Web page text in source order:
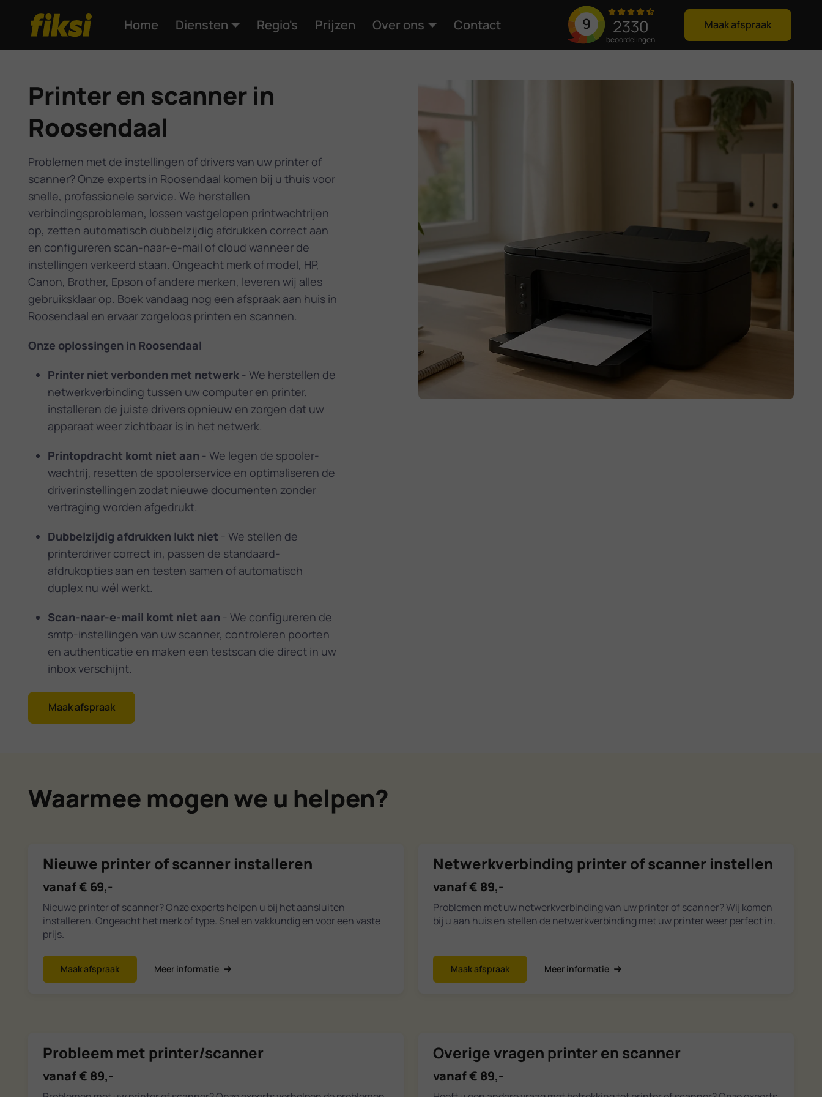
Home Diensten Regio's Prijzen Over ons Contact 9 2330
beoordelingen
Maak afspraak
Printer en scanner in
Roosendaal
Problemen met de instellingen of drivers van uw printer of
scanner? Onze experts in Roosendaal komen bij u thuis voor
snelle, professionele service. We herstellen
verbindingsproblemen, lossen vastgelopen printwachtrijen
op, zetten automatisch dubbelzijdig afdrukken correct aan
en configureren scan-naar-e-mail of cloud wanneer de
instellingen verkeerd staan. Ongeacht merk of model, HP,
Canon, Brother, Epson of andere merken, leveren wij alles
gebruiksklaar op. Boek vandaag nog een afspraak aan huis in
Roosendaal en ervaar zorgeloos printen en scannen.
Onze oplossingen in Roosendaal
Printer niet verbonden met netwerk- We herstellen de
netwerkverbinding tussen uw computer en printer,
installeren de juiste drivers opnieuw en zorgen dat uw
apparaat weer zichtbaar is in het netwerk.
Printopdracht komt niet aan - We legen de spooler­
wachtrij, resetten de spooler­service en optimaliseren de
driverinstellingen zodat nieuwe documenten zonder
vertraging worden afgedrukt.
Dubbelzijdig afdrukken lukt niet - We stellen de
printerdriver correct in, passen de standaard­
afdrukopties aan en testen samen of automatisch
duplex nu wél werkt.
Scan-naar-e-mail komt niet aan - We configureren de
smtp-instellingen van uw scanner, controleren poorten
en authenticatie en maken een testscan die direct in uw
inbox verschijnt.
Maak afspraak
Waarmee mogen we u helpen?
Nieuwe printer of scanner installeren
vanaf € 69,-
Nieuwe printer of scanner? Onze experts helpen u bij het aansluiten
installeren. Ongeacht het merk of type. Snel en vakkundig en voor een vaste
prijs.
Maak afspraak Meer informatie
Netwerkverbinding printer of scanner instellen
vanaf € 89,-
Problemen met uw netwerkverbinding van uw printer of scanner? Wij komen
bij u aan huis en stellen de netwerkverbinding met uw printer weer perfect in.
Maak afspraak Meer informatie
Probleem met printer/scanner
vanaf € 89,-
Overige vragen printer en scanner
vanaf € 89,-